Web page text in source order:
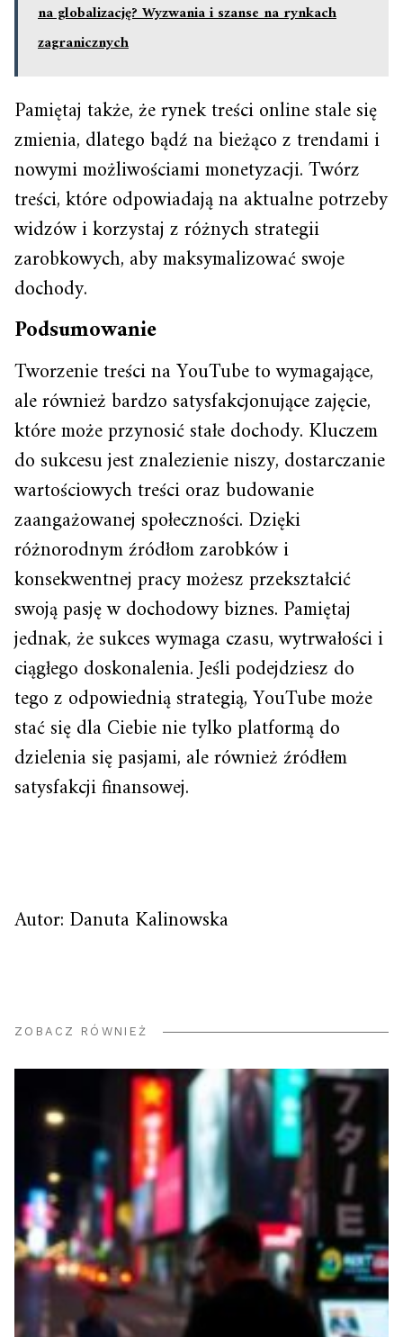
na globalizację? Wyzwania i szanse na rynkach
zagranicznych
Pamiętaj także, że rynek treści online stale się
zmienia, dlatego bądź na bieżąco z trendami i
nowymi możliwościami monetyzacji. Twórz
treści, które odpowiadają na aktualne potrzeby
widzów i korzystaj z różnych strategii
zarobkowych, aby maksymalizować swoje
dochody.
Podsumowanie
Tworzenie treści na YouTube to wymagające,
ale również bardzo satysfakcjonujące zajęcie,
które może przynosić stałe dochody. Kluczem
do sukcesu jest znalezienie niszy, dostarczanie
wartościowych treści oraz budowanie
zaangażowanej społeczności. Dzięki
różnorodnym źródłom zarobków i
konsekwentnej pracy możesz przekształcić
swoją pasję w dochodowy biznes. Pamiętaj
jednak, że sukces wymaga czasu, wytrwałości i
ciągłego doskonalenia. Jeśli podejdziesz do
tego z odpowiednią strategią, YouTube może
stać się dla Ciebie nie tylko platformą do
dzielenia się pasjami, ale również źródłem
satysfakcji finansowej.
Autor: Danuta Kalinowska
ZOBACZ RÓWNIEŻ